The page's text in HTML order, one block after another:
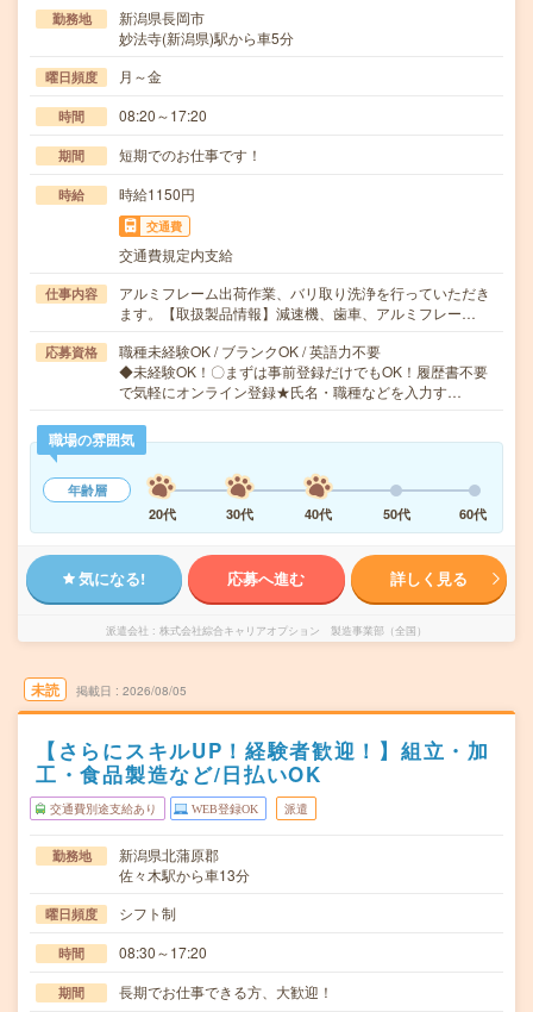
勤務地
新潟県長岡市
妙法寺(新潟県)駅から車5分
曜日頻度 月～金
時間 08:20～17:20
期間 短期でのお仕事です！
時給 時給1150円
交通費
交通費規定内支給
仕事内容
アルミフレーム出荷作業、バリ取り洗浄を行っていただき
ます。【取扱製品情報】減速機、歯車、アルミフレー…
応募資格
職種未経験OK / ブランクOK / 英語力不要
◆未経験OK！〇まずは事前登録だけでもOK！履歴書不要
で気軽にオンライン登録★氏名・職種などを入力す…
職場の雰囲気
年齢層
20代
30代 40代 50代 60代
気になる! 応募へ進む 詳しく見る
派遣会社 株式会社綜合キャリアオプション 製造事業部（全国）
未読 掲載日 2026/08/05
【さらにスキルUP！経験者歓迎！】組立・加
工・食品製造など/日払いOK
交通費別途支給あり WEB登録OK 派遣
勤務地
新潟県北蒲原郡
佐々木駅から車13分
曜日頻度 シフト制
時間 08:30～17:20
期間 長期でお仕事できる方、大歓迎！